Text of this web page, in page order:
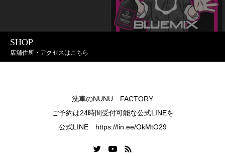
SHOP
店舗住所・アクセスはこちら
洗車のNUNU FACTORY
ご予約は24時間受付可能な公式LINEを
公式LINE https://lin.ee/OkMtO29